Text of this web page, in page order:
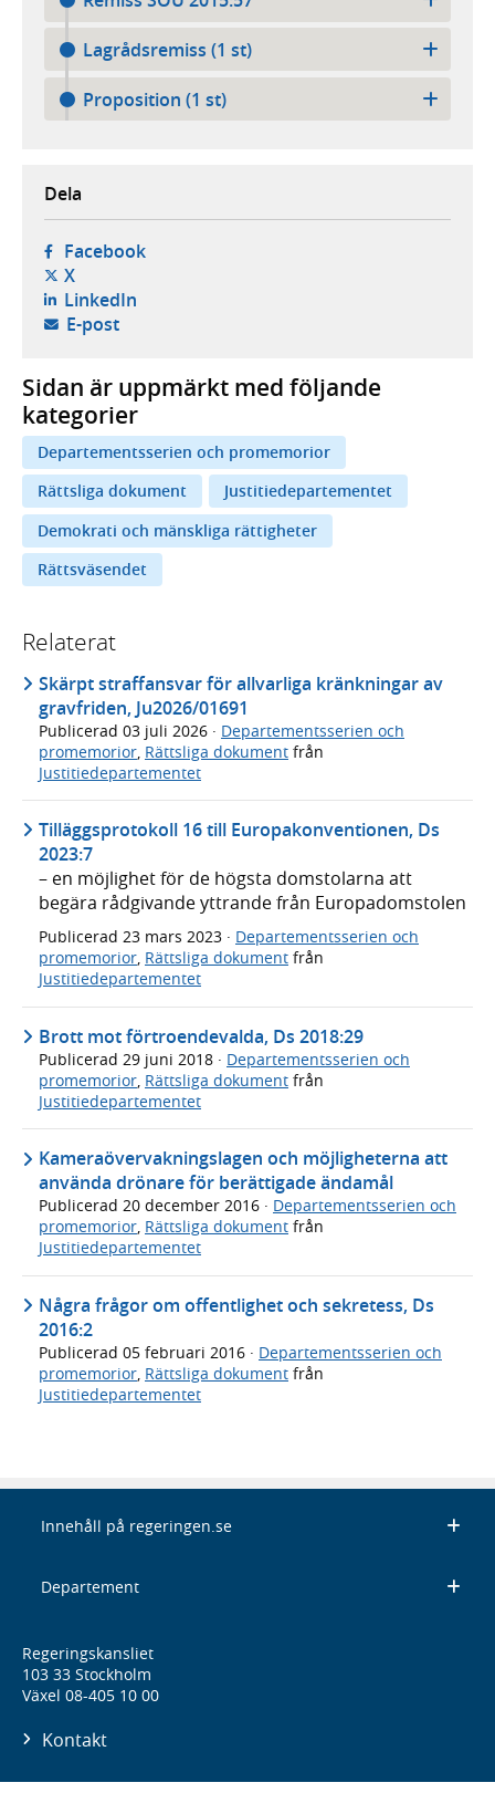
Lagrådsremiss (1 st)
Proposition (1 st)
Dela
Facebook- öppnas i ny flik, extern webbplats,
X- öppnas i ny flik, extern webbplats,
LinkedIn- öppnas i ny flik, extern webbplats,
E-post- öppnar din e-postklient,
Sidan är uppmärkt med följande
kategorier
Departementsserien och promemorior
Rättsliga dokument
Justitiedepartementet
Demokrati och mänskliga rättigheter
Rättsväsendet
Relaterat
Skärpt straffansvar för allvarliga kränkningar av
gravfriden, Ju2026/01691
Publicerad 03 juli 2026 · Departementsserien och
promemorior Rättsliga dokument från
Justitiedepartementet
Tilläggsprotokoll 16 till Europakonventionen, Ds
2023:7
– en möjlighet för de högsta domstolarna att
begära rådgivande yttrande från Europadomstolen
Publicerad 23 mars 2023 · Departementsserien och
promemorior, Rättsliga dokument från
Justitiedepartementet
Brott mot förtroendevalda, Ds 2018:29
Publicerad 29 juni 2018 · Departementsserien och
promemorior, Rättsliga dokument från
Justitiedepartementet
Kameraövervakningslagen och möjligheterna att
använda drönare för berättigade ändamål
Publicerad 20 december 2016 · Departementsserien och
promemorior, Rättsliga dokument från
Justitiedepartementet
Några frågor om offentlighet och sekretess, Ds
2016:2
Publicerad 05 februari 2016 · Departementsserien och
promemorior, Rättsliga dokument från
Justitiedepartementet
Innehåll på regeringen.se
Departement
Regeringskansliet
103 33 Stockholm
Växel 08-405 10 00
Kontakt